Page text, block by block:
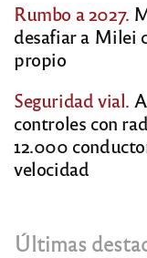
Rumbo a 2027.
desafiar a Milei
propio
Seguridad vial.
controles con
12.000
velocidad
Últimas